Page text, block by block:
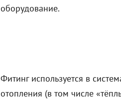
оборудование.
Фитинг используется в
отопления (в том числе